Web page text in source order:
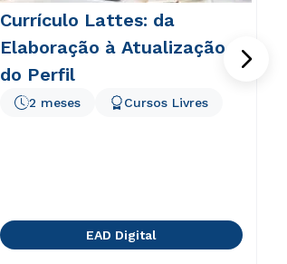
Currículo Lattes: da
Elaboração à Atualização
do Perfil
2 meses Cursos Livres
EAD Digital